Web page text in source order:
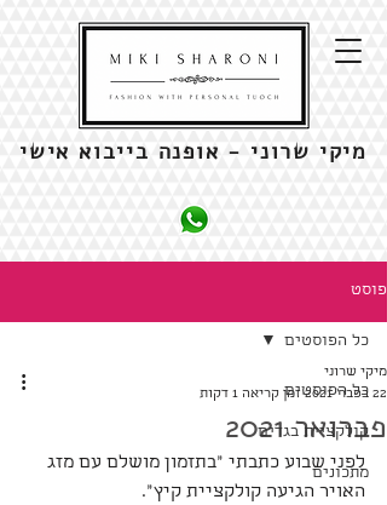
מיקי שרוני - אופנה בייבוא אישי
פוסט
כל הפוסטים
קולקציית בגדים
מתכונים
כל הפוסטים
פברואר 2021
מיקי שרוני
22 בפבר׳ 2021
זמן קריאה 1 דקות
לפני שבוע כתבתי ״בתזמון מושלם עם מזג
האויר הגיעה קולקציית קיץ״.